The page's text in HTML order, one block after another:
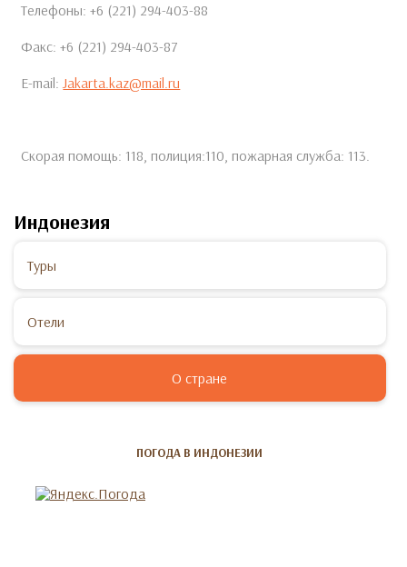
Телефоны: +6 (221) 294-403-88
Факс: +6 (221) 294-403-87
E-mail:Jakarta.kaz@mail.ru
Скорая помощь: 118, полиция:110, пожарная служба: 113.
Индонезия
Туры
Отели
О стране
ПОГОДА В ИНДОНЕЗИИ